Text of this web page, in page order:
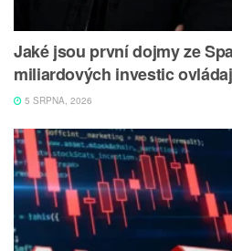
Jaké jsou první dojmy ze
miliardových investic
5 SRPNA, 2026